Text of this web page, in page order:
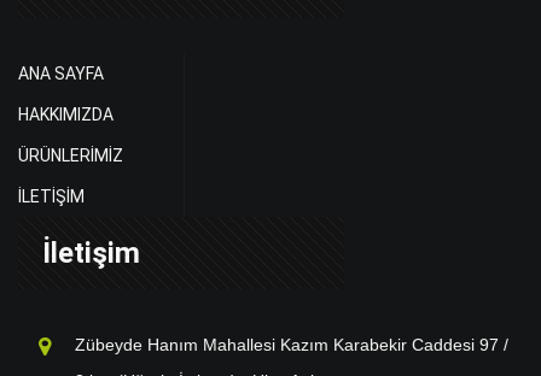
ANA SAYFA
HAKKIMIZDA
ÜRÜNLERİMİZ
İLETİŞİM
İletişim
Zübeyde Hanım Mahallesi Kazım Karabekir Caddesi 97 /